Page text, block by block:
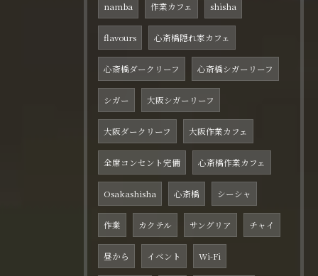
namba 作業カフェ shisha
flavours 心斎橋隠れ家カフェ
心斎橋ダークリーフ 心斎橋シガーリーフ
シガー 大阪シガーリーフ
大阪ダークリーフ 大阪作業カフェ
全席コンセント完備 心斎橋作業カフェ
Osakashisha 心斎橋 シーシャ
作業 カクテル サングリア チャイ
昼から イベント Wi-Fi